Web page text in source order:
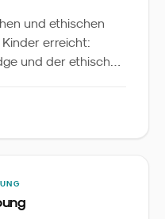
und ethischen
erreicht:
und der ethische